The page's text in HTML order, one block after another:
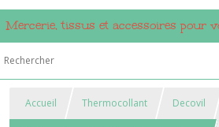
Mercerie, tissus et accessoires pour
Accueil Thermocollant Decovil